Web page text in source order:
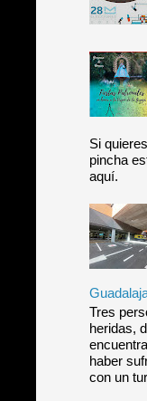
Si
pincha
aquí.
Tres
heridas,
haber
con un